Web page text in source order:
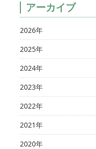
アーカイブ
2026年
2025年
2024年
2023年
2022年
2021年
2020年